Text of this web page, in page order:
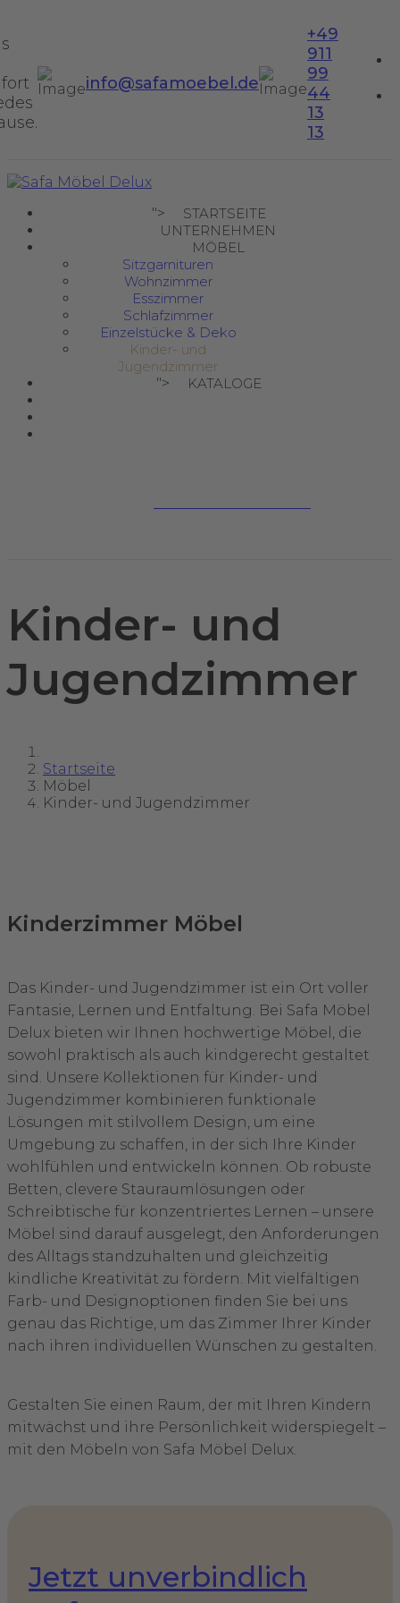
info@safamoebel.de
+49
911
99
44
13
13
">
STARTSEITE
UNTERNEHMEN
MÖBEL
Sitzgarnituren
Wohnzimmer
Esszimmer
Schlafzimmer
Einzelstücke & Deko
Kinder- und
Jugendzimmer
">
KATALOGE
Kinder- und
Jugendzimmer
Startseite
Möbel
Kinder- und Jugendzimmer
Kinderzimmer Möbel
Das Kinder- und Jugendzimmer ist ein Ort voller
Fantasie, Lernen und Entfaltung. Bei Safa Möbel
Delux bieten wir Ihnen hochwertige Möbel, die
sowohl praktisch als auch kindgerecht gestaltet
sind. Unsere Kollektionen für Kinder- und
Jugendzimmer kombinieren funktionale
Lösungen mit stilvollem Design, um eine
Umgebung zu schaffen, in der sich Ihre Kinder
wohlfühlen und entwickeln können. Ob robuste
Betten, clevere Stauraumlösungen oder
Schreibtische für konzentriertes Lernen – unsere
Möbel sind darauf ausgelegt, den Anforderungen
des Alltags standzuhalten und gleichzeitig
kindliche Kreativität zu fördern. Mit vielfältigen
Farb- und Designoptionen finden Sie bei uns
genau das Richtige, um das Zimmer Ihrer Kinder
nach ihren individuellen Wünschen zu gestalten.
Gestalten Sie einen Raum, der mit Ihren Kindern
mitwächst und ihre Persönlichkeit widerspiegelt –
mit den Möbeln von Safa Möbel Delux.
Jetzt unverbindlich